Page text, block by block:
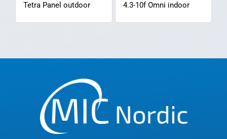
Tetra Panel outdoor
4.3-10f Omni indoor